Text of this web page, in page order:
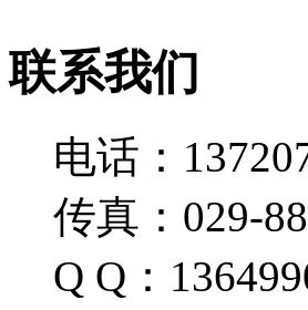
联系我们
电话：
传真：029-
Q Q：